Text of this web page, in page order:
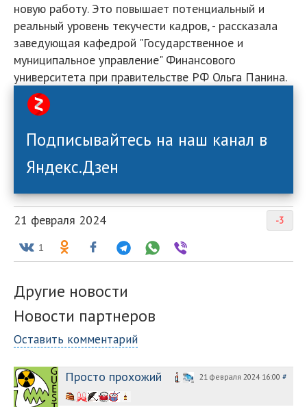
новую работу. Это повышает потенциальный и
реальный уровень текучести кадров, - рассказала
заведующая кафедрой "Государственное и
муниципальное управление" Финансового
университета при правительстве РФ Ольга Панина.
Подписывайтесь на наш канал в
Яндекс.Дзен
-3
21 февраля 2024
1
Другие новости
Новости партнеров
Оставить комментарий
Просто прохожий 21 февраля 2024 16:00 #